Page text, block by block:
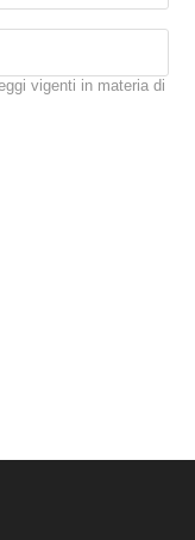
vigenti in materia di